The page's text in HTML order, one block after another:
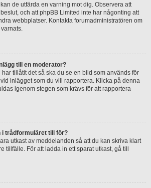
de utfärda en varning mot dig. Observera att
och att phpBB Limited inte har någonting att
webbplatser. Kontakta forumadministratören om
till en moderator?
tillåtit det så ska du se en bild som används för
inlägget som du vill rapportera. Klicka på denna
igenom stegen som krävs för att rapportera
i trådformuläret till för?
utkast av meddelanden så att du kan skriva klart
tillfälle. För att ladda in ett sparat utkast, gå till